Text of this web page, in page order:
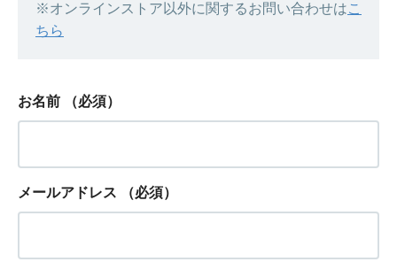
※オンラインストア以外に関するお問い合わせはこ
ちら
お名前 （必須）
メールアドレス （必須）